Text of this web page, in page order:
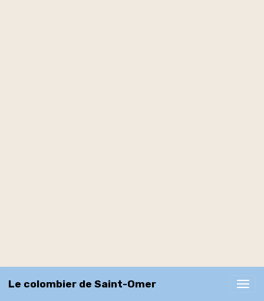
Le colombier de Saint-Omer